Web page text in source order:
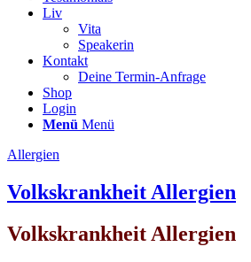
Liv
Vita
Speakerin
Kontakt
Deine Termin-Anfrage
Shop
Login
Menü Menü
Allergien
Volkskrankheit Allergien
Volkskrankheit Allergien